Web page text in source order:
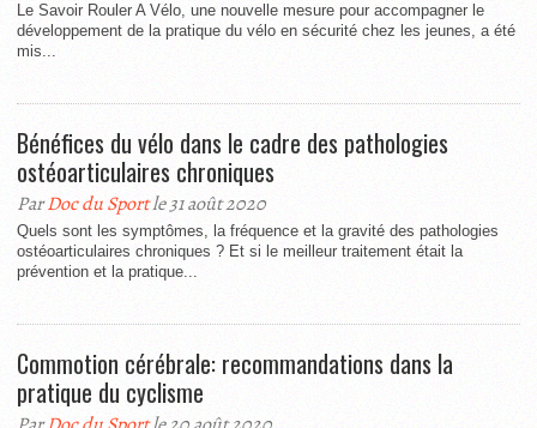
Le Savoir Rouler A Vélo, une nouvelle mesure pour accompagner le
développement de la pratique du vélo en sécurité chez les jeunes, a été
mis...
Bénéfices du vélo dans le cadre des pathologies
ostéoarticulaires chroniques
ParDoc du Sportle 31 août 2020
Quels sont les symptômes, la fréquence et la gravité des pathologies
ostéoarticulaires chroniques ? Et si le meilleur traitement était la
prévention et la pratique...
Commotion cérébrale: recommandations dans la
pratique du cyclisme